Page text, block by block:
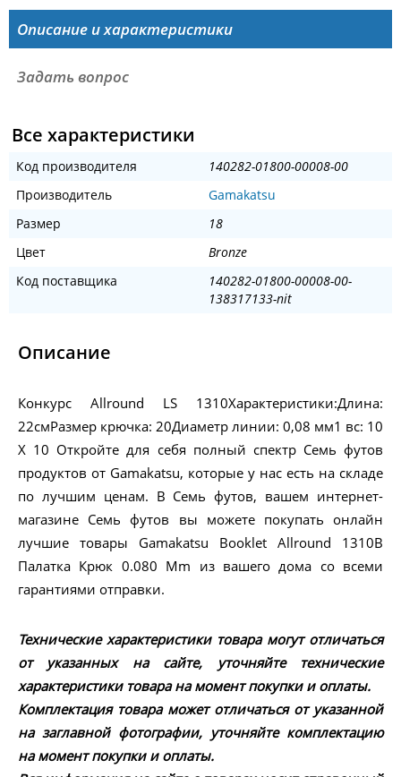
Описание и характеристики
Задать вопрос
Все характеристики
Код производителя
140282-01800-00008-00
Производитель
Gamakatsu
Размер
18
Цвет
Bronze
Код поставщика
140282-01800-00008-00-
138317133-nit
Описание
Конкурс Allround LS 1310Характеристики:Длина:
22смРазмер крючка: 20Диаметр линии: 0,08 мм1 вс: 10
X 10 Откройте для себя полный спектр Семь футов
продуктов от Gamakatsu, которые у нас есть на складе
по лучшим ценам. В Семь футов, вашем интернет-
магазине Семь футов вы можете покупать онлайн
лучшие товары Gamakatsu Booklet Allround 1310B
Палатка Крюк 0.080 Mm из вашего дома со всеми
гарантиями отправки.
Технические характеристики товара могут отличаться
от указанных на сайте, уточняйте технические
характеристики товара на момент покупки и оплаты.
Комплектация товара может отличаться от указанной
на заглавной фотографии, уточняйте комплектацию
на момент покупки и оплаты.